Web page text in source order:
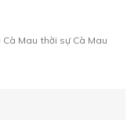
Cà Mau thời sự Cà Mau